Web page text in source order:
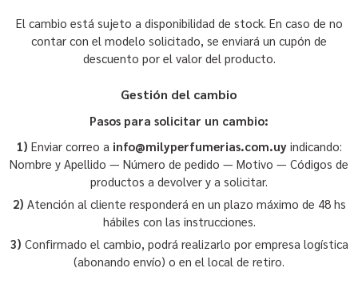
El cambio está sujeto a disponibilidad de stock. En caso de no
contar con el modelo solicitado, se enviará un cupón de
descuento por el valor del producto.
Gestión del cambio
Pasos para solicitar un cambio:
1) Enviar correo a info@milyperfumerias.com.uyindicando:
Nombre y Apellido — Número de pedido — Motivo — Códigos de
productos a devolver y a solicitar.
2) Atención al cliente responderá en un plazo máximo de 48 hs
hábiles con las instrucciones.
3) Confirmado el cambio, podrá realizarlo por empresa logística
(abonando envío) o en el local de retiro.